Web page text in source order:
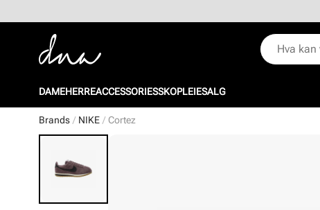
DAMEHERREACCESSORIESSKOPLEIESALG
Brands NIKE Cortez